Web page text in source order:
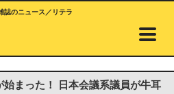
誌のニュース／リテラ
まった！ 日本会議系議員が牛耳